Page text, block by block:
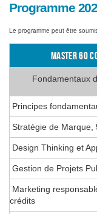
Programme
Le programme peut être
MASTER 60
Fondamentaux
Principes
Stratégie de Marque,
Design Thinking et
Gestion de Projets
Marketing
crédits